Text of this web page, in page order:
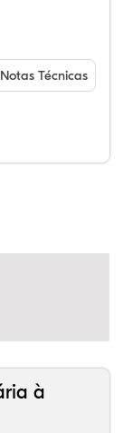
Notas Técnicas
à